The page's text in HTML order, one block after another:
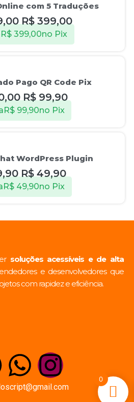
com 5 Traduções
R$399,00
R$ 399,00no Pix
Pago QR Code Pix
R$99,90
R$99,90no Pix
WordPress Plugin
R$49,90
R$ 49,90no Pix
soluções acessíveis e de alta
e desenvolvedores que
com rapidez e eficiência.
0